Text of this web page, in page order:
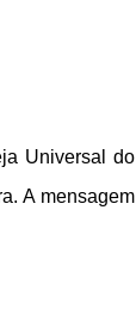
Universal do
A mensagem